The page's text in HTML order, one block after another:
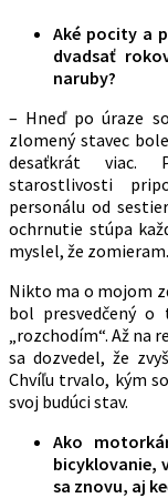
Aké pocity a
dvadsať
naruby?
– Hneď po úraze
zlomený stavec
desaťkrát viac.
starostlivosti
personálu od
ochrnutie stúpa
myslel, že zomieram.
Nikto ma o mojom
bol presvedčený
„rozchodím“. Až
sa dozvedel, že
Chvíľu trvalo, kým
svoj budúci stav.
Ako
bicyklovanie,
sa znovu, aj